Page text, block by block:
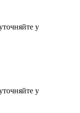
у
у